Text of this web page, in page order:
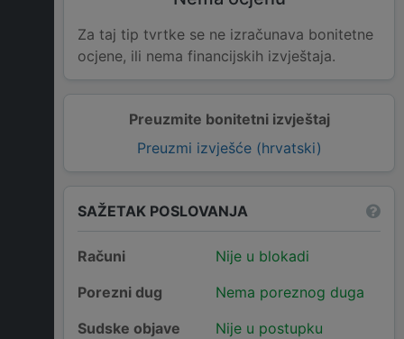
Preuzmite bonitetni izvještaj
Preuzmi izvješće (hrvatski)
Za taj tip tvrtke se ne izračunava bonitetne
ocjene, ili nema financijskih izvještaja.
SAŽETAK POSLOVANJA
Računi
Nije u blokadi
Porezni dug
Nema poreznog duga
Sudske objave
Nije u postupku